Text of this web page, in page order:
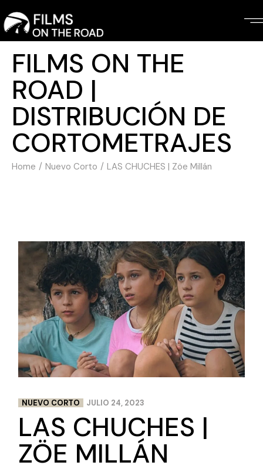
FILMS ON THE
ROAD |
DISTRIBUCIÓN DE
CORTOMETRAJES
Home Nuevo Corto LAS CHUCHES | Zöe Millán
NUEVO CORTO JULIO 24, 2023
LAS CHUCHES |
ZÖE MILLÁN